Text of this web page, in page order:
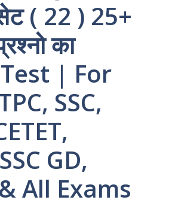
( 22 ) 25+
का
| For
SSC,
GD,
All Exams